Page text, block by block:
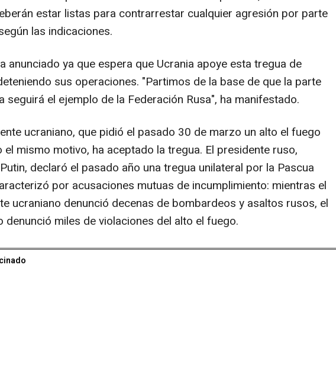
estar listas para contrarrestar cualquier agresión por parte
las indicaciones.
anunciado ya que espera que Ucrania apoye esta tregua de
sus operaciones. "Partimos de la base de que la parte
seguirá el ejemplo de la Federación Rusa", ha manifestado.
ucraniano, que pidió el pasado 30 de marzo un alto el fuego
el mismo motivo, ha aceptado la tregua. El presidente ruso,
declaró el pasado año una tregua unilateral por la Pascua
por acusaciones mutuas de incumplimiento: mientras el
ucraniano denunció decenas de bombardeos y asaltos rusos, el
denunció miles de violaciones del alto el fuego.